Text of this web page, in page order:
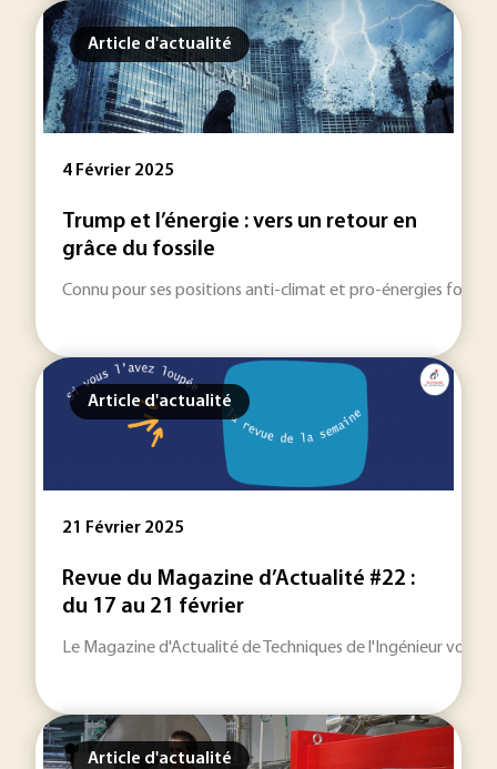
Article d'actualité
4 Février 2025
Trump et l’énergie : vers un retour en
grâce du fossile
Connu pour ses positions anti-climat et pro-énergies
Article d'actualité
21 Février 2025
Revue du Magazine d’Actualité #22 :
du 17 au 21 février
Le Magazine d'Actualité de Techniques de l'Ingénieur vous
Article d'actualité